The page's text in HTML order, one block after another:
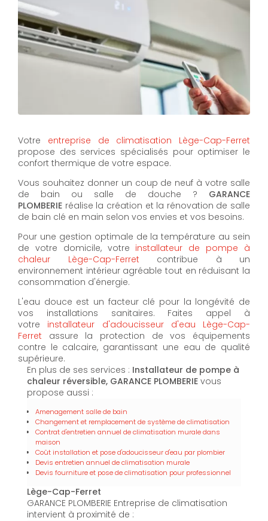
Votre entreprise de climatisation Lège-Cap-Ferret
propose des services spécialisés pour optimiser le
confort thermique de votre espace.
Vous souhaitez donner un coup de neuf à votre salle
de bain ou salle de douche ? GARANCE
PLOMBERIE réalise la création et la rénovation de salle
de bain clé en main selon vos envies et vos besoins.
Pour une gestion optimale de la température au sein
de votre domicile, votre installateur de pompe à
chaleur Lège-Cap-Ferret contribue à un
environnement intérieur agréable tout en réduisant la
consommation d'énergie.
L'eau douce est un facteur clé pour la longévité de
vos installations sanitaires. Faites appel à
votre installateur d'adoucisseur d'eau Lège-Cap-
Ferret assure la protection de vos équipements
contre le calcaire, garantissant une eau de qualité
supérieure.
En plus de ses services : Installateur de pompe à
chaleur réversible, GARANCE PLOMBERIE vous
propose aussi :
Amenagement salle de bain
Changement et remplacement de système de climatisation
Contrat d'entretien annuel de climatisation murale dans
maison
Coût installation et pose d'adoucisseur d'eau par plombier
Devis entretien annuel de climatisation murale
Devis fourniture et pose de climatisation pour professionnel
Lège-Cap-Ferret
GARANCE PLOMBERIE Entreprise de climatisation
intervient à proximité de :